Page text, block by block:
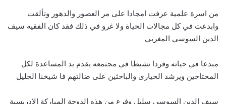
من اسرة علمية عرفت امجادا على مر العصور والدهور وتألقت
وابدعت في كل مجالات الحياة ولا غرو في ذلك فقد كان الفقيه سيف
الدين السوسي المغربي
مبدعا في حياته وفردا نشيطا في مجتمعه يقدم يد المساعدة لكل
المحتاجين ويرشد الحيارى والباحثين على ضالتهم فا شيخنا الجليل
سيف الدين السوسي سليل وفرع من هذه الدوحة المباركة الادريسية